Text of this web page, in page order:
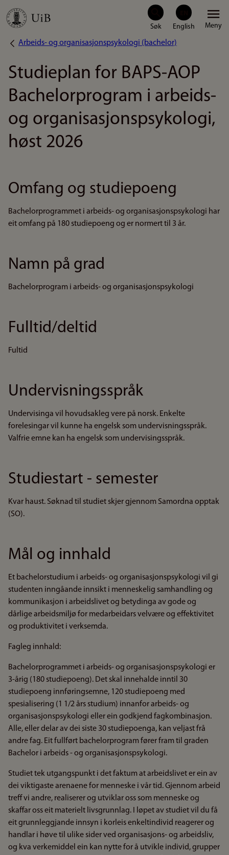
Hopp
hovedinnhold
Meny
Navigasjonssti
Arbeids- og organisasjonspsykologi (bachelor)
Studieplan for BAPS-AOP
Bachelorprogram i arbeids-
og organisasjonspsykologi,
høst 2026
Omfang og studiepoeng
Bachelorprogrammet i arbeids- og organisasjonspsykologi har
eit omfang på 180 studiepoeng og er normert til 3 år.
Namn på grad
Bachelorprogram i arbeids- og organisasjonspsykologi
Fulltid/deltid
Fultid
Undervisningsspråk
Undervisinga vil hovudsakleg vere på norsk. Enkelte
forelesingar vil kunne ha engelsk som undervisningsspråk.
Valfrie emne kan ha engelsk som undervisingsspråk.
Studiestart - semester
Kvar haust. Søknad til studiet skjer gjennom Samordna opptak
(SO).
Mål og innhald
Et bachelorstudium i arbeids- og organisasjonspsykologi vil gi
studenten inngåande innsikt i menneskelig samhandling og
kommunikasjon i arbeidslivet og betydinga av gode og
dårlige arbeidsmiljø for medarbeidars velvære og effektivitet
og produktivitet i verksemda.
Fagleg innhald:
Bachelorprogrammet i arbeids- og organisasjonspsykologi er
3-årig (180 studiepoeng). Det skal innehalde inntil 30
studiepoeng innføringsemne, 120 studiepoeng med
spesialisering (1 1/2 års studium) innanfor arbeids- og
organisasjonspsykologi eller ein godkjend fagkombinasjon.
Alle, eller delar av dei siste 30 studiepoenga, kan veljast frå
andre fag. Eit fullført bachelorprogram fører fram til graden
Bachelor i arbeids - og organisasjonspsykologi.
Studiet tek utgangspunkt i det faktum at arbeidslivet er ein av
dei viktigaste arenaene for menneske i vår tid. Gjennom arbeid
treff vi andre, realiserer og utviklar oss som menneske og
skaffar oss eit materielt livsgrunnlag. I løpet av studiet vil du få
eit grunnleggjande innsyn i korleis enkeltindivid reagerer og
handlar i høve til ulike sider ved organisasjons- og arbeidsliv,
og kva verkemiddel ein kan nytte for å utvikle individ, grupper